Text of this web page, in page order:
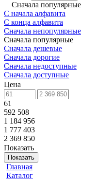
Сначала популярные
С начала алфавита
С конца алфавита
Сначала непопулярные
Сначала популярные
Сначала дешевые
Сначала дорогие
Сначала недоступные
Сначала доступные
Цена
61
592 508
1 184 956
1 777 403
2 369 850
Показать
Показать
Главная
Каталог